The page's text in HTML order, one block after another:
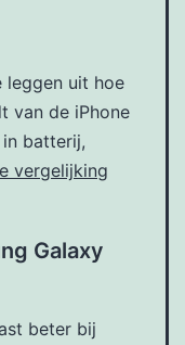
leggen uit hoe
van de iPhone
batterij,
vergelijking
Galaxy
beter bij